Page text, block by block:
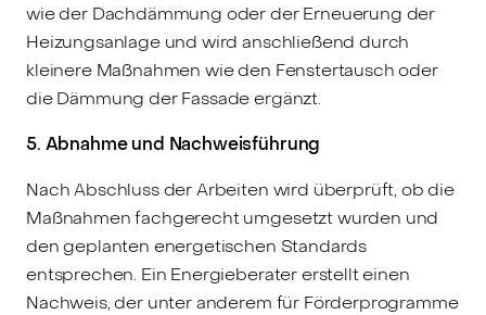
wie der Dachdämmung oder der Erneuerung der
Heizungsanlage und wird anschließend durch
kleinere Maßnahmen wie den Fenstertausch oder
die Dämmung der Fassade ergänzt.
5. Abnahme und Nachweisführung
Nach Abschluss der Arbeiten wird überprüft, ob die
Maßnahmen fachgerecht umgesetzt wurden und
den geplanten energetischen Standards
entsprechen. Ein Energieberater erstellt einen
Nachweis, der unter anderem für Förderprogramme